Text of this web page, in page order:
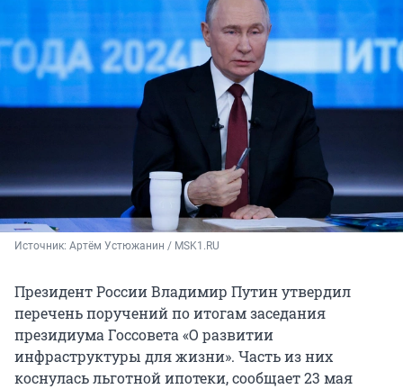
Источник: Артём Устюжанин / MSK1.RU
Президент России Владимир Путин утвердил
перечень поручений по итогам заседания
президиума Госсовета «О развитии
инфраструктуры для жизни». Часть из них
коснулась льготной ипотеки, сообщает 23 мая